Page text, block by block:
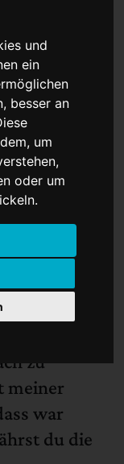
und
ein
besser an
um
oder um
ist
zu
meiner
war
du die